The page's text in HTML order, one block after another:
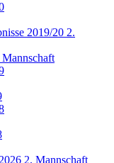
2019/20 2.
2. Mannschaft